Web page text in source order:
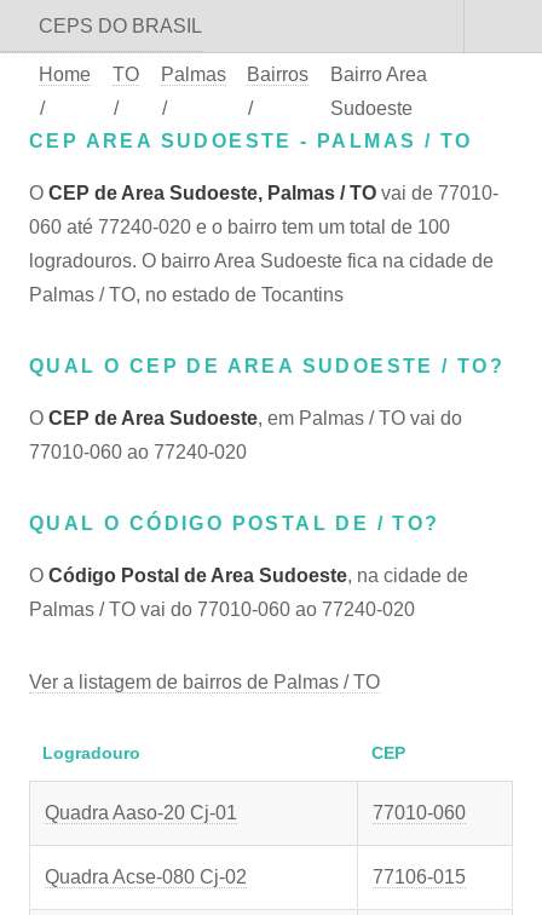
CEPS DO BRASIL
Home
/
TO
/
Palmas
/
Bairros
/
Bairro Area
Sudoeste
CEP AREA SUDOESTE - PALMAS / TO
O CEP de Area Sudoeste, Palmas / TO vai de 77010-
060 até 77240-020 e o bairro tem um total de 100
logradouros. O bairro Area Sudoeste fica na cidade de
Palmas / TO, no estado de Tocantins
QUAL O CEP DE AREA SUDOESTE / TO?
O CEP de Area Sudoeste, em Palmas / TO vai do
77010-060 ao 77240-020
QUAL O CÓDIGO POSTAL DE / TO?
O Código Postal de Area Sudoeste, na cidade de
Palmas / TO vai do 77010-060 ao 77240-020
Ver a listagem de bairros de Palmas / TO
Logradouro CEP
Quadra Aaso-20 Cj-01 77010-060
Quadra Acse-080 Cj-02 77106-015